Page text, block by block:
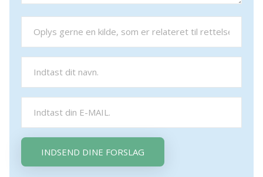
INDSEND DINE FORSLAG